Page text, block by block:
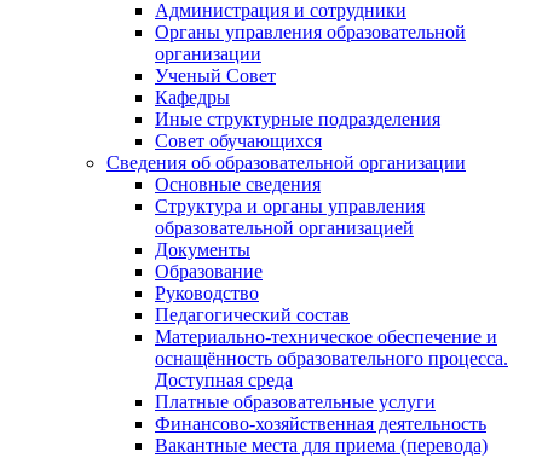
Администрация и сотрудники
Органы управления образовательной
организации
Ученый Совет
Кафедры
Иные структурные подразделения
Совет обучающихся
Сведения об образовательной организации
Основные сведения
Структура и органы управления
образовательной организацией
Документы
Образование
Руководство
Педагогический состав
Материально-техническое обеспечение и
оснащённость образовательного процесса.
Доступная среда
Платные образовательные услуги
Финансово-хозяйственная деятельность
Вакантные места для приема (перевода)